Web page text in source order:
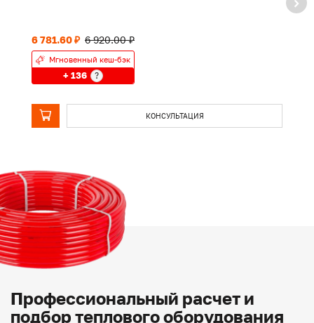
6 781.60 ₽ 6 920.00 ₽
Мгновенный кеш-бэк
+ 136 ?
КОНСУЛЬТАЦИЯ
Профессиональный расчет и
подбор теплового оборудования